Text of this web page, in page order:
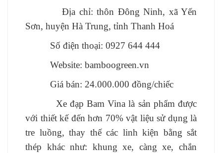
Địa chỉ: thôn Đông Ninh, xã Yến
Sơn, huyện Hà Trung, tỉnh Thanh Hoá
Số điện thoại: 0927 644 444
Website: bamboogreen.vn
Giá bán: 24.000.000 đồng/chiếc
Xe đạp Bam Vina là sản phẩm được
với thiết kế đến hơn 70% vật liệu sử dụng là
tre luồng, thay thế các linh kiện bằng sắt
thép khác như: khung xe, càng xe, chắn